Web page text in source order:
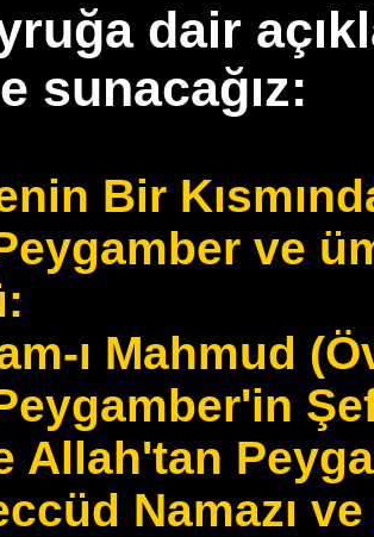
dair
sunacağız:
Bir
ve
ı Mahmud
Allah'tan
Namazı